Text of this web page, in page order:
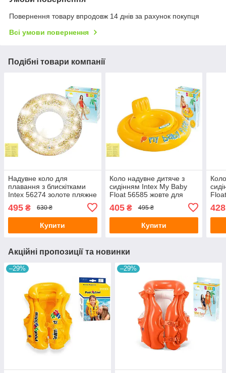
Повернення товару впродовж 14 днів за рахунок покупця
Всі умови повернення
Подібні товари компанії
Надувне коло для
плавання з блискітками
Intex 56274 золоте пляжне
діаметр 119 см з латкою
495 ₴ 630 ₴
Купити
Коло надувне дитяче з
сидінням Intex My Baby
Float 56585 жовте для
малюків від 6-12 місяців з
латкою 70 см
405₴ 495 ₴
Купити
428
Акційні пропозиції та новинки
–29% –29%